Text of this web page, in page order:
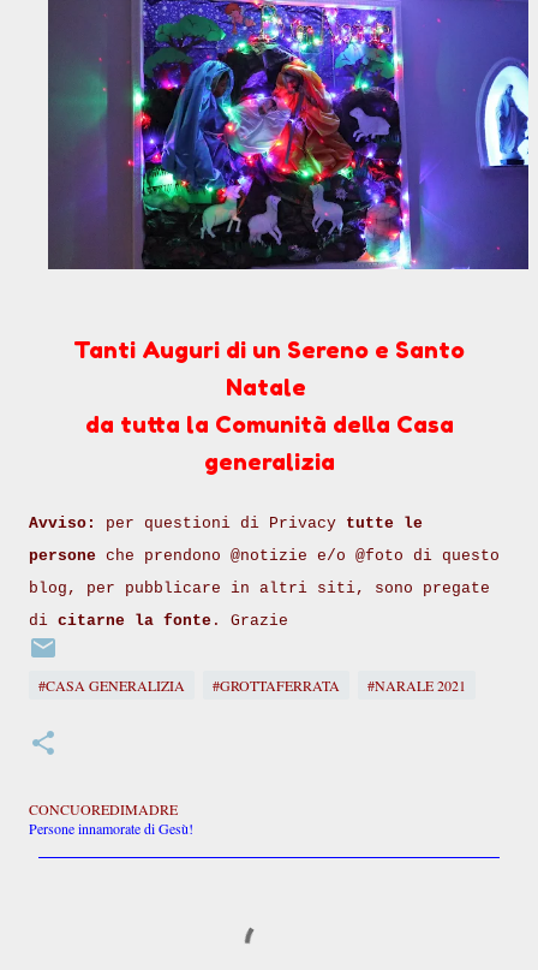
Tanti Auguri di un Sereno e Santo
Natale
da tutta la Comunità della Casa
generalizia
Avviso: per questioni di Privacy tutte le
persone che prendono @notizie e/o @foto di questo
blog, per pubblicare in altri siti, sono pregate
di citarne la fonte . Grazie
#CASA GENERALIZIA #GROTTAFERRATA #NARALE 2021
CONCUOREDIMADRE
Persone innamorate di Gesù!